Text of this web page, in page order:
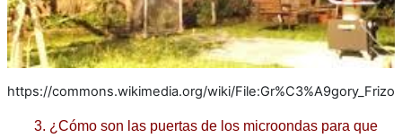
https://commons.wikimedia.org/wiki/
3. ¿Cómo son las puertas de los microondas para que